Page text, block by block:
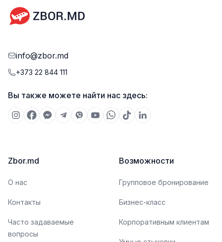
info@zbor.md
+373 22 844 111
Вы также можете найти нас здесь:
Zbor.md
О нас
Контакты
Часто задаваемые
вопросы
Возможности
Групповое бронирование
Бизнес-класс
Корпоративным клиентам